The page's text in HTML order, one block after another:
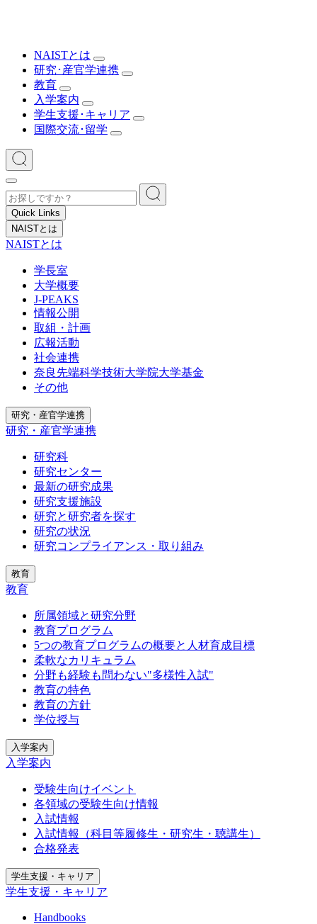
NAISTとは
研究･産官学連携
教育
入学案内
学生支援･キャリア
国際交流･留学
Quick Links
NAISTとは
NAISTとは
学長室
大学概要
J-PEAKS
情報公開
取組・計画
広報活動
社会連携
奈良先端科学技術大学院大学基金
その他
研究・産官学連携
研究・産官学連携
研究科
研究センター
最新の研究成果
研究支援施設
研究と研究者を探す
研究の状況
研究コンプライアンス・取り組み
教育
教育
所属領域と研究分野
教育プログラム
5つの教育プログラムの概要と人材育成目標
柔軟なカリキュラム
分野も経験も問わない"多様性入試"
教育の特色
教育の方針
学位授与
入学案内
入学案内
受験生向けイベント
各領域の受験生向け情報
入試情報
入試情報（科目等履修生・研究生・聴講生）
合格発表
学生支援・キャリア
学生支援・キャリア
Handbooks